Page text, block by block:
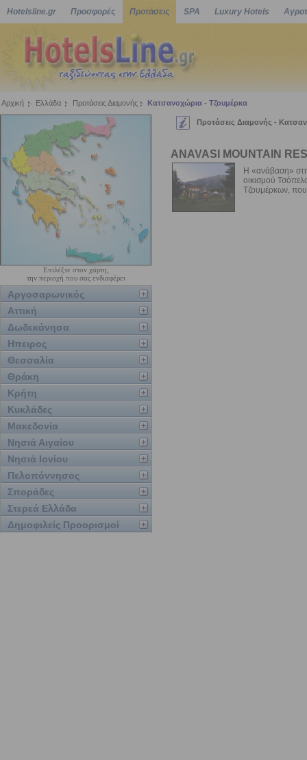
Hotelsline.gr Προσφορές Προτάσεις SPA Luxury Hotels
Αρχική Ελλάδα Προτάσεις Διαμονής Κατσανοχώρια - Τζουμέρκα
Επιλέξτε στον χάρτη,
την περιοχή που σας ενδιαφέρει
Αργοσαρωνικός
Αττική
Δωδεκάνησα
Ηπειρος
Θεσσαλία
Θράκη
Κρήτη
Κυκλάδες
Μακεδονία
Νησιά Αιγαίου
Νησιά Ιονίου
Πελοπόννησος
Σποράδες
Στερεά Ελλάδα
Δημοφιλείς Προορισμοί
Προτάσεις Διαμονής -
ANAVASI MOUNTAIN
Η «ανάβαση»
οικισμού
Τζουμέρκων,